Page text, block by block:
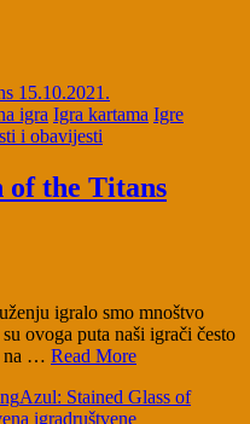
igra Igra kartama Igre
i obavijesti
of the Titans
igralo smo mnoštvo
ovoga puta naši igrači često
na … Read More
Azul: Stained Glass of
igradruštvene